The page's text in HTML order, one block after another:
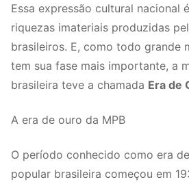
Essa expressão cultural nacional
riquezas imateriais produzidas
brasileiros. E, como todo grande
tem sua fase mais importante, a
brasileira teve a chamada Era de
A era de ouro da MPB
O período conhecido como era
popular brasileira começou em